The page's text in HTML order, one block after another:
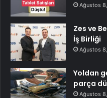
Ağustos
Zes ve
İş Birliği
Ağustos
Yoldan
parça
Ağustos